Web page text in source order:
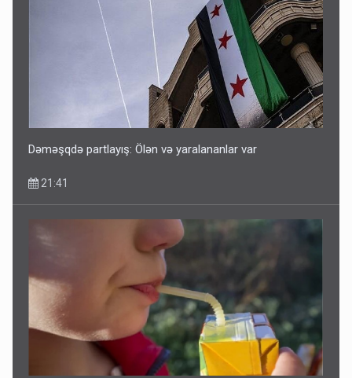
Dəməşqdə partlayış: Ölən və yaralananlar var
21:41